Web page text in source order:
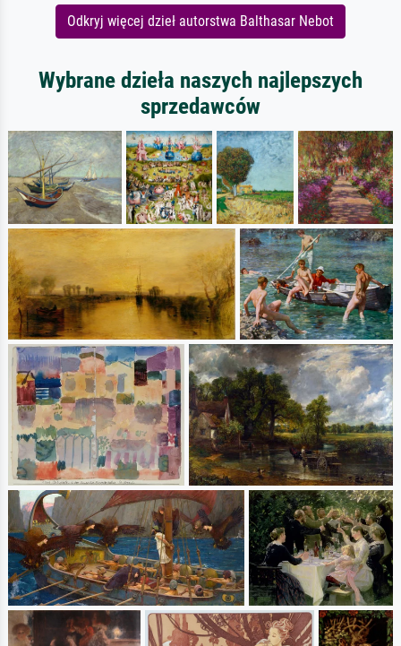
Odkryj więcej dzieł autorstwa Balthasar Nebot
Wybrane dzieła naszych najlepszych
sprzedawców